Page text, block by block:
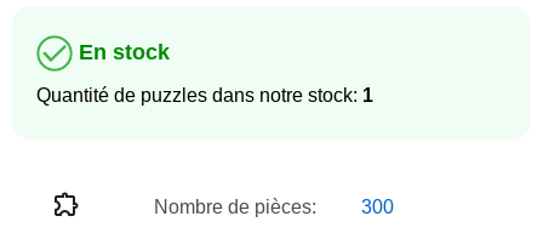
En stock
Quantité de puzzles dans notre stock: 1
Nombre de pièces: 300